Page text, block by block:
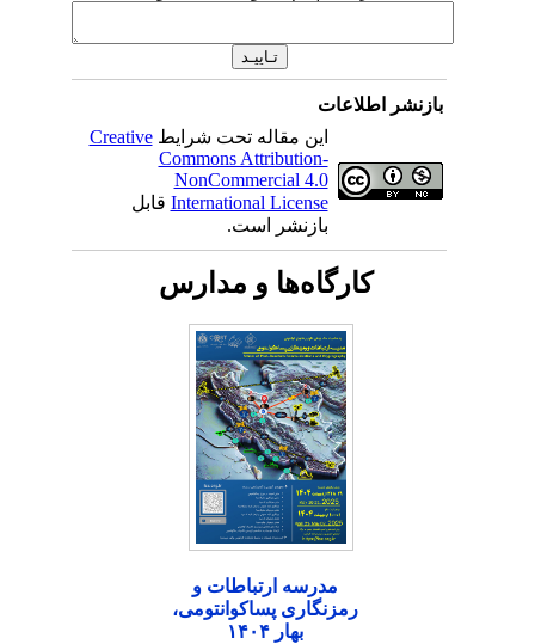
بازنشر اطلاعات
این مقاله تحت شرایطCreative
Commons Attribution-
NonCommercial 4.0
International Licenseقابل
بازنشر است.
کارگاه‌ها و مدارس
مدرسه ارتباطات و
رمزنگاری پساکوانتومی،
بهار ۱۴۰۴